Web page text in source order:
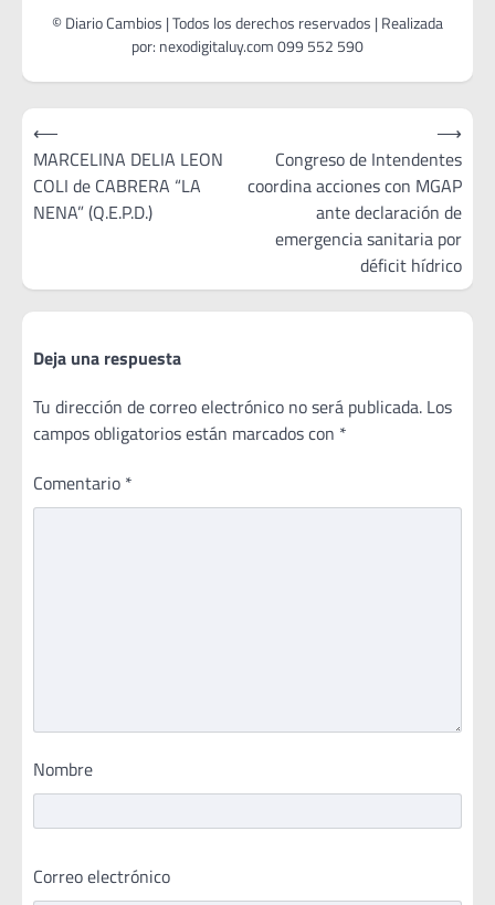
Navegación
de
entradas
⟵
MARCELINA DELIA LEON
COLI de CABRERA “LA
NENA” (Q.E.P.D.)
Congreso de Intendentes
coordina acciones con MGAP
ante declaración de
emergencia sanitaria por
déficit hídrico
⟶
Deja una respuesta
Tu dirección de correo electrónico no será publicada. Los
campos obligatorios están marcados con *
Comentario *
Nombre
Correo electrónico